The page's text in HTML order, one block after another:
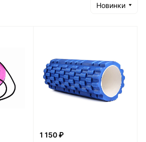
Новинки
1 150 ₽